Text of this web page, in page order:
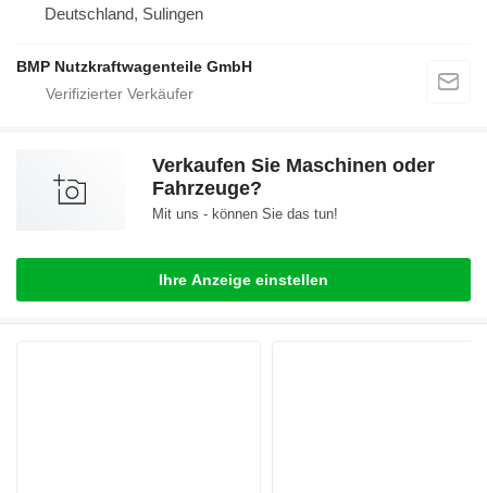
Deutschland, Sulingen
BMP Nutzkraftwagenteile GmbH
Verkaufen Sie Maschinen oder
Fahrzeuge?
Mit uns - können Sie das tun!
Ihre Anzeige einstellen